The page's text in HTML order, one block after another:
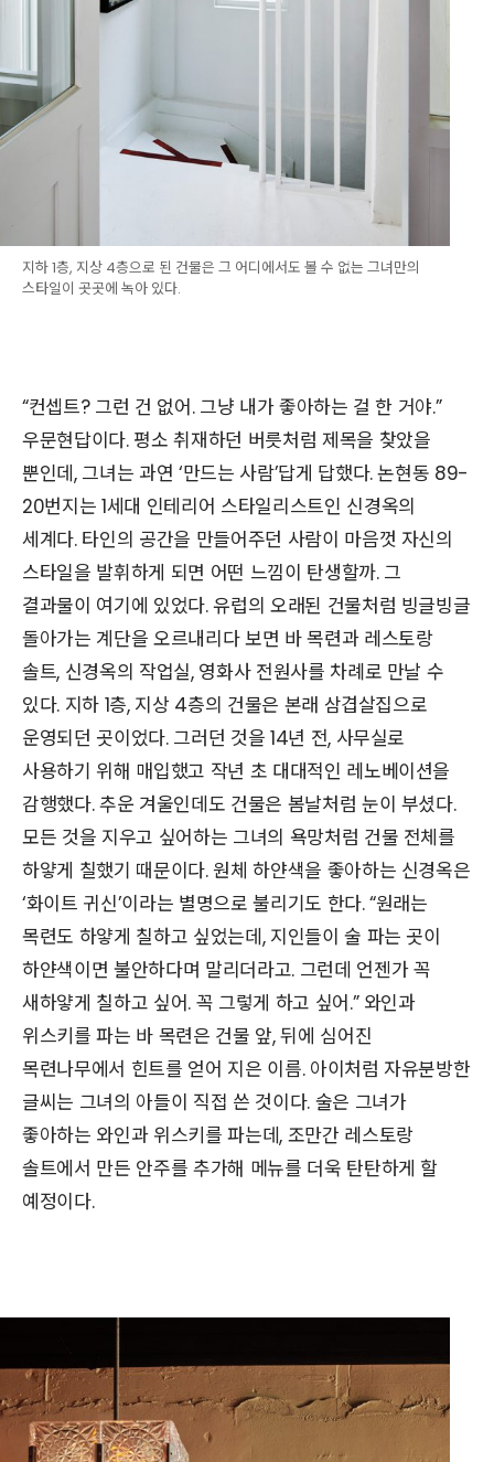
지하 1층, 지상 4층으로 된 건물은 그 어디에서도 볼 수 없는 그녀만의
스타일이 곳곳에 녹아 있다.
“컨셉트? 그런 건 없어. 그냥 내가 좋아하는 걸 한 거야.”
우문현답이다. 평소 취재하던 버릇처럼 제목을 찾았을
뿐인데, 그녀는 과연 ‘만드는 사람’답게 답했다. 논현동 89-
20번지는 1세대 인테리어 스타일리스트인 신경옥의
세계다. 타인의 공간을 만들어주던 사람이 마음껏 자신의
스타일을 발휘하게 되면 어떤 느낌이 탄생할까. 그
결과물이 여기에 있었다. 유럽의 오래된 건물처럼 빙글빙글
돌아가는 계단을 오르내리다 보면 바 목련과 레스토랑
솔트, 신경옥의 작업실, 영화사 전원사를 차례로 만날 수
있다. 지하 1층, 지상 4층의 건물은 본래 삼겹살집으로
운영되던 곳이었다. 그러던 것을 14년 전, 사무실로
사용하기 위해 매입했고 작년 초 대대적인 레노베이션을
감행했다. 추운 겨울인데도 건물은 봄날처럼 눈이 부셨다.
모든 것을 지우고 싶어하는 그녀의 욕망처럼 건물 전체를
하얗게 칠했기 때문이다. 원체 하얀색을 좋아하는 신경옥은
‘화이트 귀신’이라는 별명으로 불리기도 한다. “원래는
목련도 하얗게 칠하고 싶었는데, 지인들이 술 파는 곳이
하얀색이면 불안하다며 말리더라고. 그런데 언젠가 꼭
새하얗게 칠하고 싶어. 꼭 그렇게 하고 싶어.” 와인과
위스키를 파는 바 목련은 건물 앞, 뒤에 심어진
목련나무에서 힌트를 얻어 지은 이름. 아이처럼 자유분방한
글씨는 그녀의 아들이 직접 쓴 것이다. 술은 그녀가
좋아하는 와인과 위스키를 파는데, 조만간 레스토랑
솔트에서 만든 안주를 추가해 메뉴를 더욱 탄탄하게 할
예정이다.